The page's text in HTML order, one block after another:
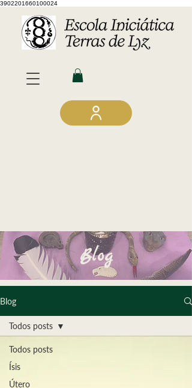
3902201660100024
Blog
Blog
Todos posts
Ísis
Útero
Todos posts